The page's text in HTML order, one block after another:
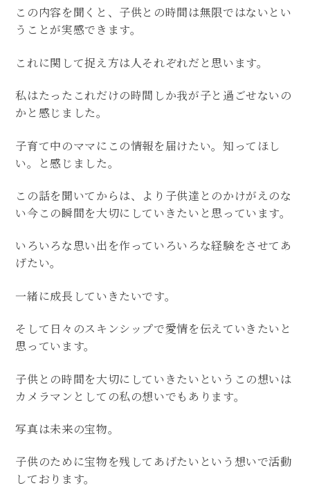
この内容を聞くと、子供との時間は無限ではないとい
うことが実感できます。
これに関して捉え方は人それぞれだと思います。
私はたったこれだけの時間しか我が子と過ごせないの
かと感じました。
子育て中のママにこの情報を届けたい。知ってほし
い。と感じました。
この話を聞いてからは、より子供達とのかけがえのな
い今この瞬間を大切にしていきたいと思っています。
いろいろな思い出を作っていろいろな経験をさせてあ
げたい。
一緒に成長していきたいです。
そして日々のスキンシップで愛情を伝えていきたいと
思っています。
子供との時間を大切にしていきたいというこの想いは
カメラマンとしての私の想いでもあります。
写真は未来の宝物。
子供のために宝物を残してあげたいという想いで活動
しております。